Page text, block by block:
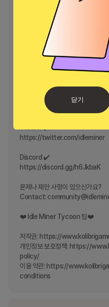
닫기
이 방치형 광부 땅파기 게임 속에
한 부자 공장 매니저가 되세요! 다
처럼 돈을 벌기 위해 정신없이 탭
길 수 있답니다!
Facebook의 Idle Miner Tycoon
https://www.facebook.com/
Instagram ✔️
https://www.instagram.com/
https://twitter.com/idleminer
Discord ✔️
https://discord.gg/h6JkbaK
문제나 제안 사항이 있으신가요?
Contact:
❤️ Idle Miner Tycoon 팀❤️
저작권: https://
개인정보 보호정책: https://
policy/
이용 약관: https://
conditions